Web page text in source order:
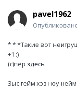
pavel1962
* * *Такие вот
+1 :)
(с)пёр здесь
Зыс гейм хэз ноу нейм